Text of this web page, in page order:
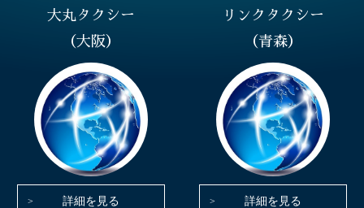
大丸タクシー
（大阪）
詳細を見る
リンクタクシー
（青森）
詳細を見る